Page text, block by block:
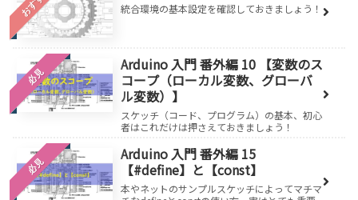
統合環境の基本設定を確認しておきましょう！
必見
Arduino 入門 番外編 10 【変数のス
コープ（ローカル変数、グローバ
ル変数）】
スケッチ（コード、プログラム）の基本、初心
者はこれだけは押さえておきましょう！
必見
Arduino 入門 番外編 15
【#define】と【const】
本やネットのサンプルスケッチによってマチマ